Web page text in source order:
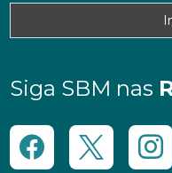
Siga SBM nas